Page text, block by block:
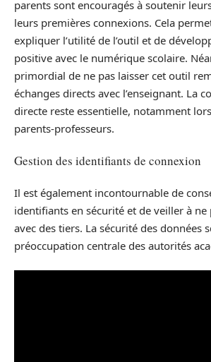
parents sont encouragés à soutenir
leurs premières connexions. Cela
expliquer l’utilité de l’outil et de
positive avec le numérique scolaire.
primordial de ne pas laisser cet outil
échanges directs avec l’enseignant. La
directe reste essentielle, notamment
parents-professeurs.
Gestion des identifiants de connexion
Il est également incontournable de
identifiants en sécurité et de veiller à ne
avec des tiers. La sécurité des données
préoccupation centrale des autorités